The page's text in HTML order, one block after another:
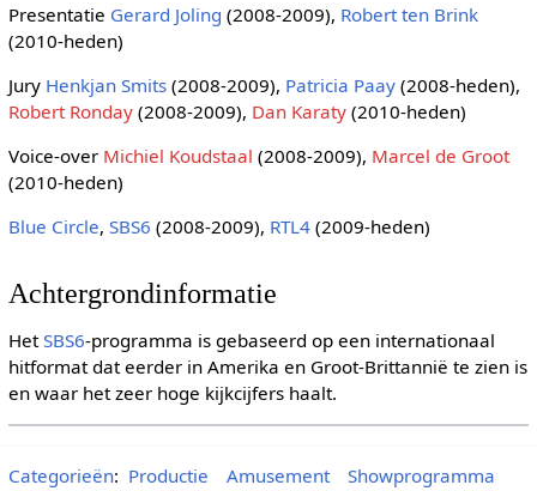
Presentatie Gerard Joling (2008-2009), Robert ten Brink
(2010-heden)
Jury Henkjan Smits(2008-2009), Patricia Paay(2008-heden),
Robert Ronday(2008-2009), Dan Karaty(2010-heden)
Voice-over Michiel Koudstaal (2008-2009), Marcel de Groot
(2010-heden)
Blue Circle, SBS6 (2008-2009), RTL4(2009-heden)
Achtergrondinformatie
HetSBS6-programma is gebaseerd op een internationaal
hitformat dat eerder in Amerika en Groot-Brittannië te zien is
en waar het zeer hoge kijkcijfers haalt.
Categorieën: Productie Amusement
Showprogramma